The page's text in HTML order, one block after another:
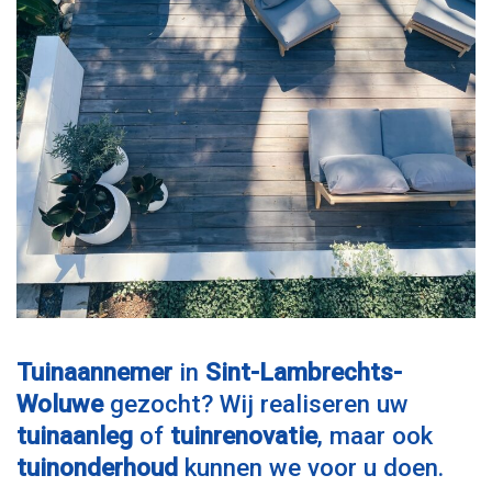
Tuinaannemer in Sint-Lambrechts-
Woluwegezocht? Wij realiseren uw
tuinaanleg of tuinrenovatie, maar ook
tuinonderhoud kunnen we voor u doen.